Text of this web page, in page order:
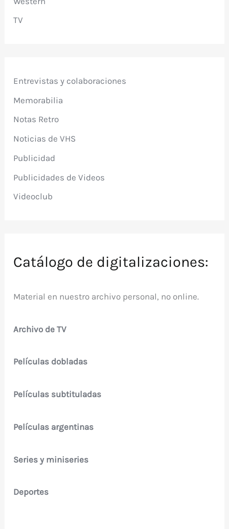
TV
Entrevistas y colaboraciones
Memorabilia
Notas Retro
Noticias de VHS
Publicidad
Publicidades de Videos
Videoclub
Catálogo de digitalizaciones:
Material en nuestro archivo personal, no online.
Archivo de TV
Películas dobladas
Películas subtituladas
Películas argentinas
Series y miniseries
Deportes